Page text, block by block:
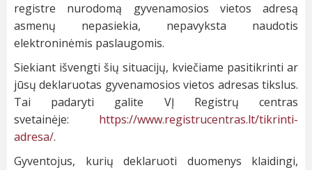
registre nurodomą gyvenamosios vietos adresą
asmenų nepasiekia, nepavyksta naudotis
elektroninėmis paslaugomis.
Siekiant išvengti šių situacijų, kviečiame pasitikrinti ar
jūsų deklaruotas gyvenamosios vietos adresas tikslus.
Tai padaryti galite VĮ Registrų centras
svetainėje: https://www.registrucentras.lt/tikrinti-
adresa/.
Gyventojus, kurių deklaruoti duomenys klaidingi,